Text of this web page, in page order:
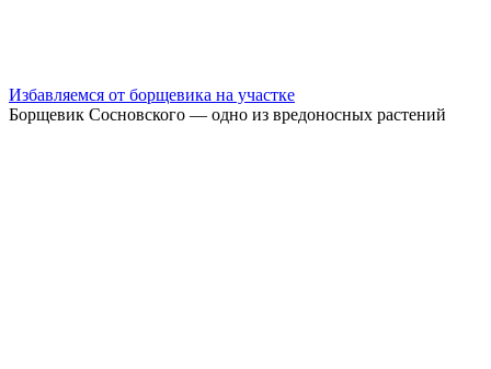
Избавляемся от борщевика на участке
Борщевик Сосновского — одно из вредоносных растений